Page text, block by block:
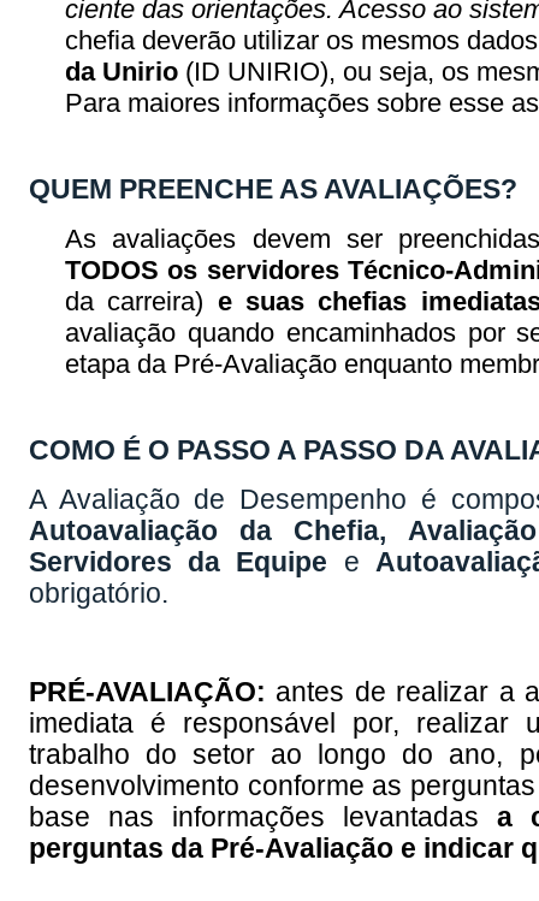
ciente das orientações. Acesso ao
chefia deverão utilizar os mesmos
da Unirio (ID UNIRIO), ou seja, os
Para maiores informações sobre esse
QUEM PREENCHE AS AVALIAÇÕES?
As avaliações devem ser
TODOS os servidores Técnico-
da carreira) e suas chefias
avaliação quando encaminhados por
etapa da Pré-Avaliação enquanto
COMO É O PASSO A PASSO DA
A Avaliação de Desempenho é
Autoavaliação da Chefia,
Servidores da Equipe e
obrigatório.
PRÉ-AVALIAÇÃO: antes de realizar a
imediata é responsável por, realizar
trabalho do setor ao longo do ano,
desenvolvimento conforme as
base nas informações levantadas a
perguntas da Pré-Avaliação e indicar